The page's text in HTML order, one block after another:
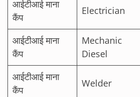
आईटीआई माना
कैंप
Electrician
आईटीआई माना
कैंप
Mechanic
Diesel
आईटीआई माना
कैंप
Welder